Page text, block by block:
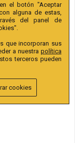
Extra.
el botón "Aceptar
alguna de estas,
del panel de
que incorporan sus
a nuestra política
terceros pueden
cookies